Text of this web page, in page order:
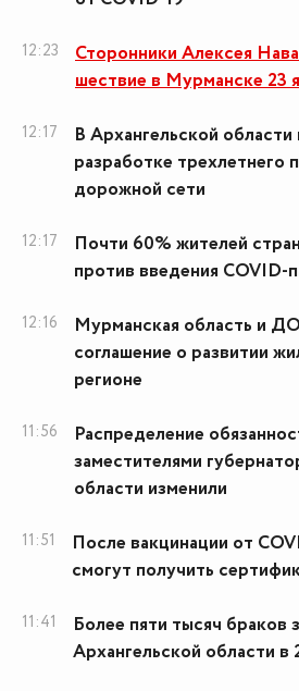
12:23
Сторонники Алексея
шествие в Мурманске 23
12:17
В Архангельской
разработке трехлетнего
дорожной сети
12:17
Почти 60% жителей
против введения COVID-
12:16
Мурманская область и
соглашение о развитии
регионе
11:56
Распределение
заместителями
области изменили
11:51
После вакцинации от
смогут получить
11:41
Более пяти тысяч браков
Архангельской области в